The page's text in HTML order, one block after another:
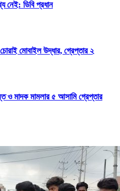
নেই: ডিবি প্রধান
মোবাইল উদ্ধার, গ্রেপ্তার ২
ও মাদক মামলার ৫ আসামি গ্রেপ্তার